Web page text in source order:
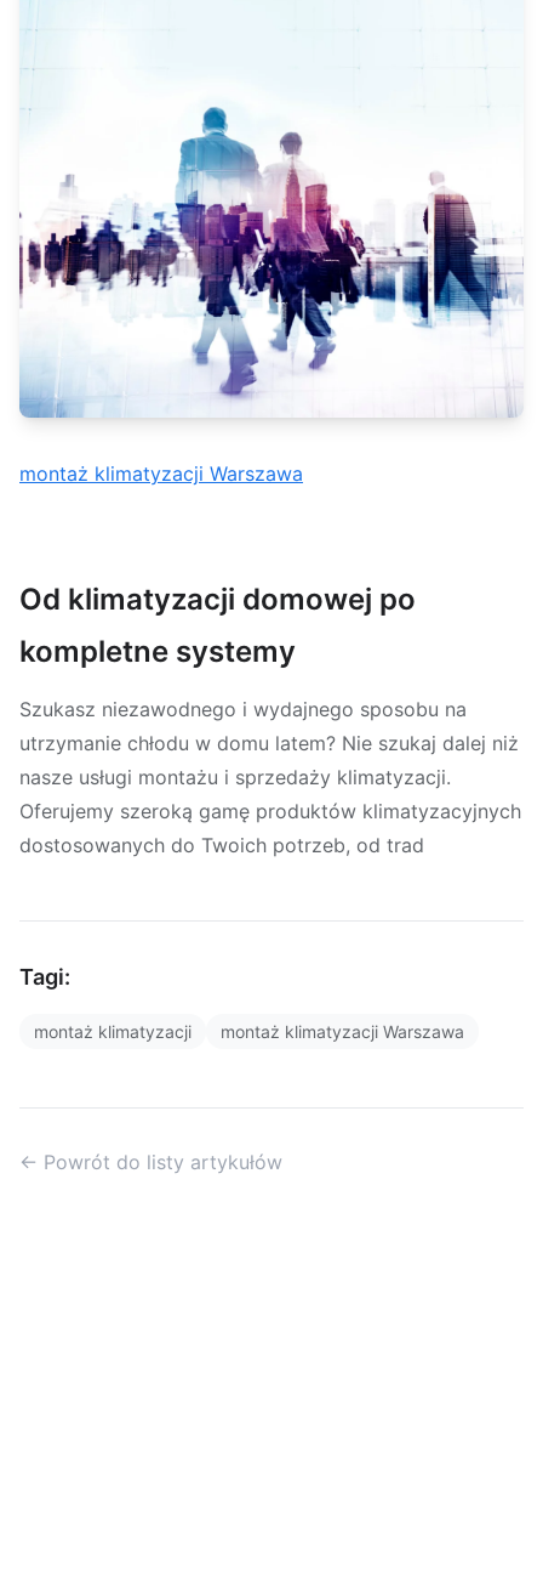
montaż klimatyzacji Warszawa
Od klimatyzacji domowej po
kompletne systemy
Szukasz niezawodnego i wydajnego sposobu na
utrzymanie chłodu w domu latem? Nie szukaj dalej niż
nasze usługi montażu i sprzedaży klimatyzacji.
Oferujemy szeroką gamę produktów klimatyzacyjnych
dostosowanych do Twoich potrzeb, od trad
Tagi:
montaż klimatyzacji montaż klimatyzacji Warszawa
← Powrót do listy artykułów